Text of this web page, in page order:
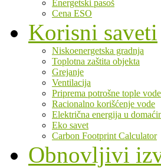
Energetski pasoš
Cena ESO
Korisni saveti
Niskoenergetska gradnja
Toplotna zaštita objekta
Grejanje
Ventilacija
Priprema potrošne tople vode
Racionalno korišćenje vode
Električna energija u
Eko savet
Carbon Footprint Calculator
Obnovljivi